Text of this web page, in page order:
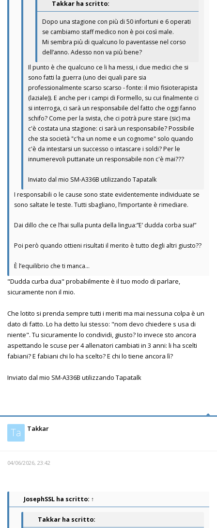
Takkar ha scritto:
Dopo una stagione con più di 50 infortuni e 6 operati
se cambiamo staff medico non è poi così male.
Mi sembra più di qualcuno lo paventasse nel corso
dell’anno. Adesso non va più bene?
Il punto è che qualcuno ce li ha messi, i due medici che si
sono fatti la guerra (uno dei quali pare sia
professionalmente scarso scarso - fonte: il mio fisioterapista
(laziale)). E anche per i campi di Formello, su cui finalmente ci
si interroga, ci sarà un responsabile del fatto che oggi fanno
schifo? Come per la svista, che ci potrà pure stare (sic) ma
c'è costata una stagione: ci sarà un responsabile? Possibile
che sta società "c'ha un nome e un cognome" solo quando
c'è da intestarsi un successo o intascare i soldi? Per le
innumerevoli puttanate un responsabile non c'è mai???
Inviato dal mio SM-A336B utilizzando Tapatalk
I responsabili o le cause sono state evidentemente individuate se
sono saltate le teste. Tutti sbagliano, l’importante è rimediare.
Dai dillo che ce l’hai sulla punta della lingua:”E’ dudda corba sua!”
Poi però quando ottieni risultati il merito è tutto degli altri giusto??
È l’equilibrio che ti manca…
"Dudda curba dua" probabilmente è il tuo modo di parlare,
sicuramente non il mio.
Che lotito si prenda sempre tutti i meriti ma mai nessuna colpa è un
dato di fatto. Lo ha detto lui stesso: "nom devo chiedere s usa di
niente". Tu sicuramente lo condividi, giusto? Io invece sto ancora
aspettando le scuse per 4 allenatori cambiati in 3 anni: li ha scelti
fabiani? E fabiani chi lo ha scelto? E chi lo tiene ancora lì?
Inviato dal mio SM-A336B utilizzando Tapatalk
Ta Takkar
04/06/2026, 23:42
JosephSSL ha scritto: ↑
Takkar ha scritto: